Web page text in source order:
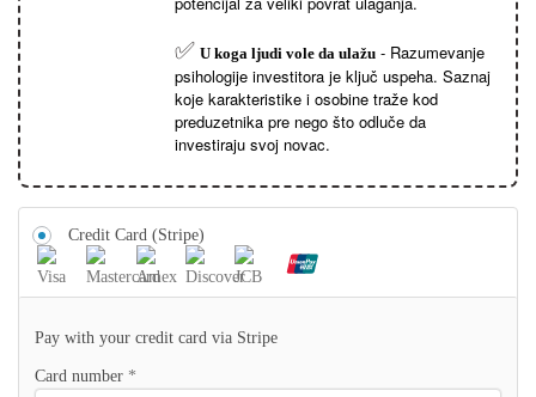
✅ U koga ljudi vole da ulažu - Razumevanje
psihologije investitora je ključ uspeha. Saznaj
koje karakteristike i osobine traže kod
preduzetnika pre nego što odluče da
investiraju svoj novac.
Credit Card (Stripe)
Pay with your credit card via Stripe
Card number *